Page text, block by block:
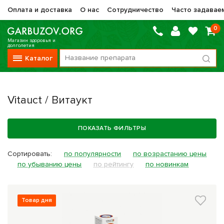
Оплата и доставка О нас Сотрудничество Часто
Магазин здоровья и
долголетия
Каталог
0
Vitauct / Витаукт
Препараты НТК Жизненная Сила
Сашера-Мед
Оптисалт
Препараты при онкологии
Прочие фитопрепараты
Vitauct / Витаукт
ПОКАЗАТЬ ФИЛЬТРЫ
Сортировать: по популярности
по возрастанию цены
по убыванию цены
по рейтингу по новинкам
Товар дня